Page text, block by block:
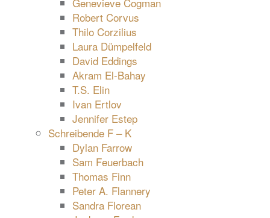
Robert Corvus
Thilo Corzilius
Laura Dümpelfeld
David Eddings
Akram El-Bahay
T.S. Elin
Ivan Ertlov
Jennifer Estep
Schreibende F – K
Dylan Farrow
Sam Feuerbach
Thomas Finn
Peter A. Flannery
Sandra Florean